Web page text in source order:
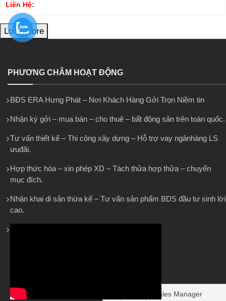
Liên Hệ:
Load More
Sales Manager
PHƯƠNG CHÂM HOẠT ĐỘNG
BĐS ERA Hưng Phát – Nơi Khách Hàng Gởi Trọn Niềm tin
Nhận ký gởi – mua bán – cho thuê – bất động sản trên toàn quốc.
Tư vấn thiết kế – Thi công xây dựng – Hỗ trợ vay ngânhàng LS
ưuđãi.
Hợp thức hóa – xin phép XD – Tách thửa hợp thửa – chuyển
mục đích.
Nhận khai di sản thừa kế – Tư vấn sản phẩm BDS đầu tư sinh lời
cao.